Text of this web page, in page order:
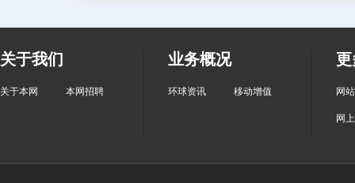
关于我们
关于本网 本网招聘
业务概况
环球资讯 移动增值 网
网